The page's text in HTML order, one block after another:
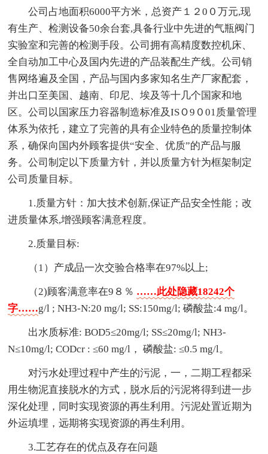
公司占地面积6000平方米，总资产１２0０万元,现
有生产、检测设备50余台套,具备行业中先进的气瓶阀门
实验室和完善的检测手段。公司拥有高精度数控机床、
全自动加工中心及国内先进的产品装配生产线。公司销
售网络遍及全国，产品与国内多家知名生产厂家配套，
并出口至美国、越南、印尼、埃及等十几个国家和地
区。公司以国家压力容器制造标准及ISＯ9０01质量管理
体系为依托，建立了完善的具有企业特色的质量控制体
系，确保向国内外顾客提供“安全、优质”的产品与服
务。公司制定以下质量方针，并以质量方针为框架制定
公司质量目标。
1.质量方针：加大技术创新,保证产品安全性能；改
进质量体系,增强顾客满意程度。
2.质量目标:
（1）产成品一次交验合格率在97%以上;
（2)顾客满意率在9８％ ……此处隐藏18242个
字……g/l ; NH3-N:20 mg/l; SS:150mg/l; 磷酸盐:4 mg/l。
出水质标准: BOD5≤20mg/l; SS≤20mg/l; NH3-
N≤10mg/l; CODcr : ≤60 mg/l， 磷酸盐: ≤0.5 mg/l。
对污水处理过程中产生的污泥，一，二期工程都采
用生物泥直接脱水的方式，脱水后的污泥将得到进一步
深化处理，同时实现资源的再生利用。污泥处置近期为
外运填埋，远期将实现资源的再生利用。
3.工艺存在的优点及存在问题